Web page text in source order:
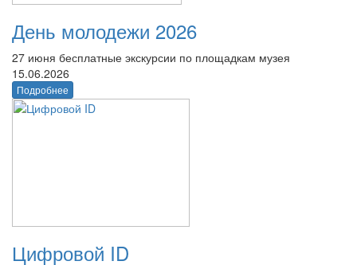
День молодежи 2026
27 июня бесплатные экскурсии по площадкам музея
15.06.2026
Подробнее
Цифровой ID